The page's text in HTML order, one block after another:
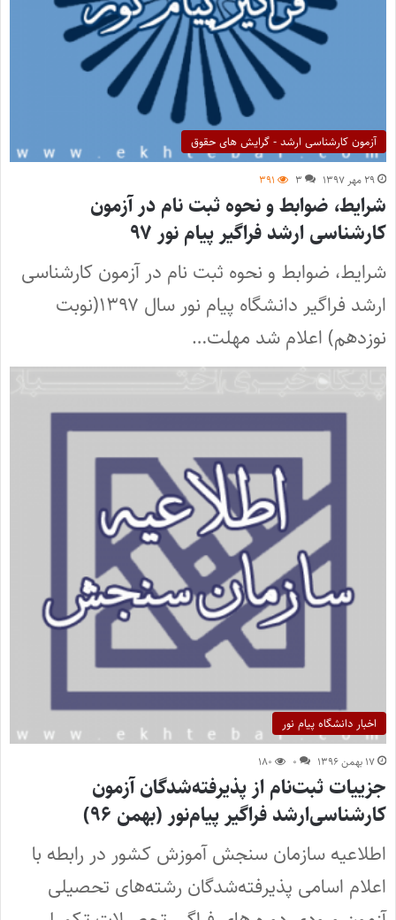
آزمون کارشناسی ارشد - گرایش های حقوق
۲۹ مهر ۱۳۹۷ ۳ ۳۹۱
شرایط، ضوابط و نحوه ثبت نام در آزمون
کارشناسی ارشد فراگیر پیام نور ۹۷
شرایط، ضوابط و نحوه ثبت نام در آزمون کارشناسی
ارشد فراگیر دانشگاه پیام نور سال ۱۳۹۷(نوبت
نوزدهم) اعلام شد مهلت…
اخبار دانشگاه پیام نور
۱۷ بهمن ۱۳۹۶ ۰ ۱۸۰
جزییات ثبت‌نام از پذیرفته‌شدگان آزمون
کارشناسی‌ارشد فراگیر پیام‌نور (بهمن ۹۶)
اطلاعیه سازمان سنجش آموزش کشور در رابطه با
اعلام اسامی پذیرفته‌شدگان رشته‌های تحصیلی